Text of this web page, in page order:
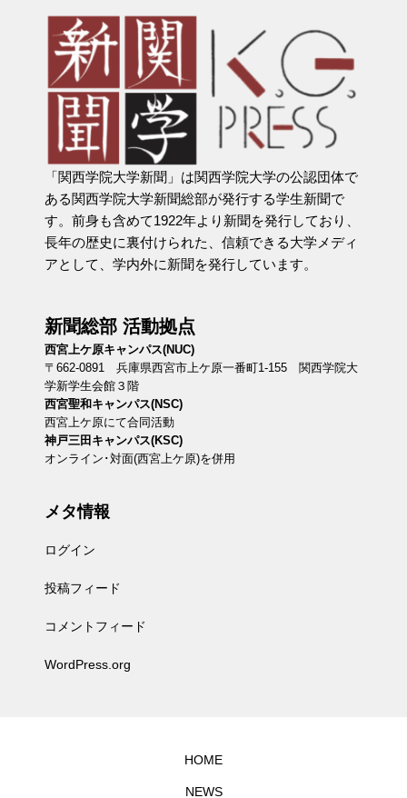
「関西学院大学新聞」は関西学院大学の公認団体で
ある関西学院大学新聞総部が発行する学生新聞で
す。前身も含めて1922年より新聞を発行しており、
長年の歴史に裏付けられた、信頼できる大学メディ
アとして、学内外に新聞を発行しています。
新聞総部 活動拠点
西宮上ケ原キャンパス(NUC)
〒662-0891 兵庫県西宮市上ケ原一番町1-155 関西学院大
学新学生会館３階
西宮聖和キャンパス(NSC)
西宮上ケ原にて合同活動
神戸三田キャンパス(KSC)
オンライン･対面(西宮上ケ原)を併用
メタ情報
ログイン
投稿フィード
コメントフィード
WordPress.org
HOME
NEWS